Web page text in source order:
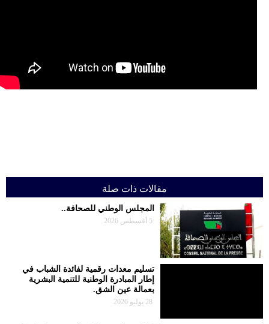
مقالات ذات صلة
المجلس الوطني للصحافة..
5 أغسطس 2026
تسليم معدات رقمية لفائدة الشباب في
إطار المبادرة الوطنية للتنمية البشرية
بعمالة عين الشق.
28 يوليو 2026